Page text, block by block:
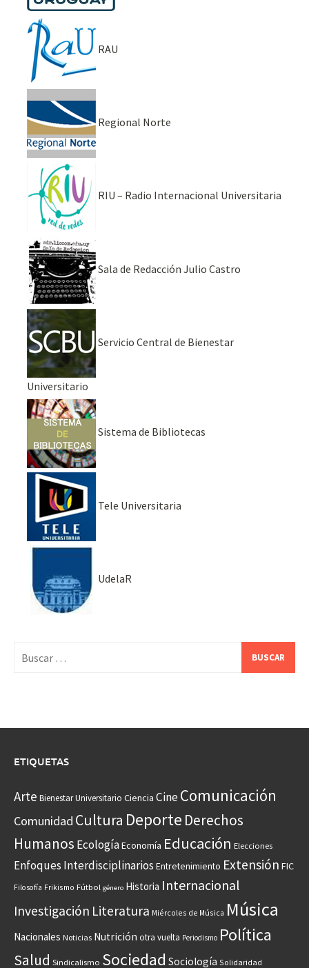
RAU
Regional Norte
RIU – Radio Internacional Universitaria
Sala de Redacción Julio Castro
Servicio Central de Bienestar
Universitario
Sistema de Bibliotecas
Tele Universitaria
UdelaR
ETIQUETAS
Arte Bienestar Universitario Ciencia CineComunicación
Comunidad Cultura Deporte Derechos
Humanos EcologíaEconomía Educación Elecciones
Enfoques Interdisciplinarios Entretenimiento Extensión FIC
Filosofía Frikismo Fútbol género Historia Internacional
Investigación Literatura Miércoles de Música Música
Nacionales Noticias Nutrición otra vuelta Periodismo Política
Salud Sindicalismo Sociedad Sociología Solidaridad